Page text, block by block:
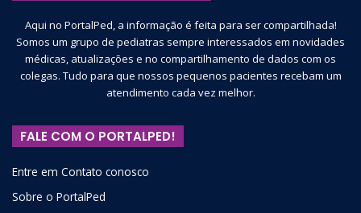
Aqui no PortalPed, a informação é feita para ser compartilhada!
Somos um grupo de pediatras sempre interessados em novidades
médicas, atualizações e no compartilhamento de dados com os
colegas. Tudo para que nossos pequenos pacientes recebam um
atendimento cada vez melhor.
FALE COM O PORTALPED!
Entre em Contato conosco
Sobre o PortalPed